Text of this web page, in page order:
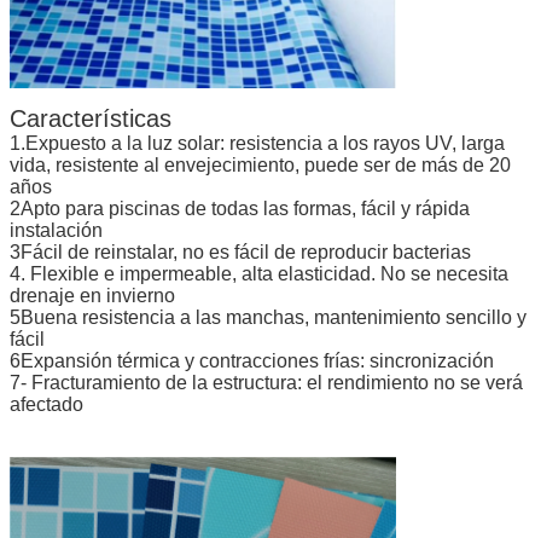
Características
1.Expuesto a la luz solar: resistencia a los rayos UV, larga
vida, resistente al envejecimiento, puede ser de más de 20
años
2Apto para piscinas de todas las formas, fácil y rápida
instalación
3Fácil de reinstalar, no es fácil de reproducir bacterias
4. Flexible e impermeable, alta elasticidad. No se necesita
drenaje en invierno
5Buena resistencia a las manchas, mantenimiento sencillo y
fácil
6Expansión térmica y contracciones frías: sincronización
7- Fracturamiento de la estructura: el rendimiento no se verá
afectado